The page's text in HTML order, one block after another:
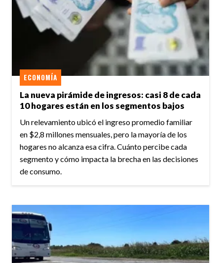
La nueva pirámide de ingresos: casi 8 de cada
10 hogares están en los segmentos bajos
ECONOMÍA
Un relevamiento ubicó el ingreso promedio familiar
en $2,8 millones mensuales, pero la mayoría de los
hogares no alcanza esa cifra. Cuánto percibe cada
segmento y cómo impacta la brecha en las decisiones
de consumo.